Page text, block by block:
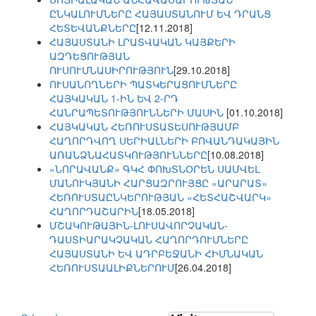
ԸՆԿԱԼՈՒՄՆԵՐԸ ՀԱՅԱՍՏԱՆՈՒՄ ԵՎ ԴՐԱՆՑ
ՀԵՏԵՎԱՆՔՆԵՐԸ[12.11.2018]
ՀԱՅԱՍՏԱՆԻ ԼՐԱՏՎԱԿԱՆ ԿԱՅՔԵՐԻ
ԱԶԴԵՑՈՒԹՅԱՆ
ՈՒՍՈՒՄՆԱՍԻՐՈՒԹՅՈՒՆ[29.10.2018]
ՈՒՍԱՆՈՂՆԵՐԻ ՊԱՏԿԵՐԱՑՈՒՄՆԵՐԸ
ՀԱՅԿԱԿԱՆ 1-ԻՆ ԵՎ 2-ՐԴ
ՀԱՆՐԱՊԵՏՈՒԹՅՈՒՆՆԵՐԻ ՄԱՍԻՆ [01.10.2018]
ՀԱՅԿԱԿԱՆ ՀԵՌՈՒՍՏԱՏԵՍՈՒԹՅԱՄԲ
ՀԱՂՈՐԴՎՈՂ ՍԵՐԻԱԼՆԵՐԻ ԲՈՎԱՆԴԱԿԱՅԻՆ
ԱՌԱՆՁՆԱՀԱՏԿՈՒԹՅՈՒՆՆԵՐԸ[10.08.2018]
«ՆՈՐԱՎԱՆՔ» ԳԿՀ ՓՈԽՏՆՕՐԵՆ ՍԱՄՎԵԼ
ՄԱՆՈՒԿՅԱՆԻ ՀԱՐՑԱԶՐՈՒՅՑԸ «ԱՐԱՐԱՏ»
ՀԵՌՈՒՍՏԱԸՆԿԵՐՈՒԹՅԱՆ «ՀԵՏՀԱՇՎԱՐԿ»
ՀԱՂՈՐԴԱՇԱՐԻՆ[18.05.2018]
ՄՇԱԿՈՒԹԱՅԻՆ-ԼՈՒՍԱՎՈՐՉԱԿԱՆ-
ԴԱՍՏԻԱՐԱԿՉԱԿԱՆ ՀԱՂՈՐԴՈՒՄՆԵՐԸ
ՀԱՅԱՍՏԱՆԻ ԵՎ ԱԴՐԲԵՋԱՆԻ ՀԻՄՆԱԿԱՆ
ՀԵՌՈՒՍՏԱԱԼԻՔՆԵՐՈՒՄ[26.04.2018]